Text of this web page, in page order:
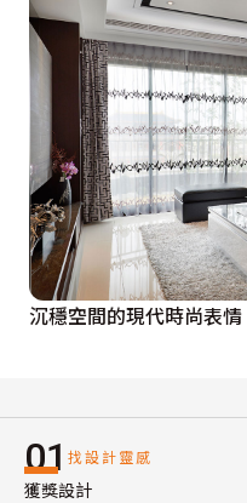
沉穩空間的現代時尚表情
01 找設計靈感
獲獎設計